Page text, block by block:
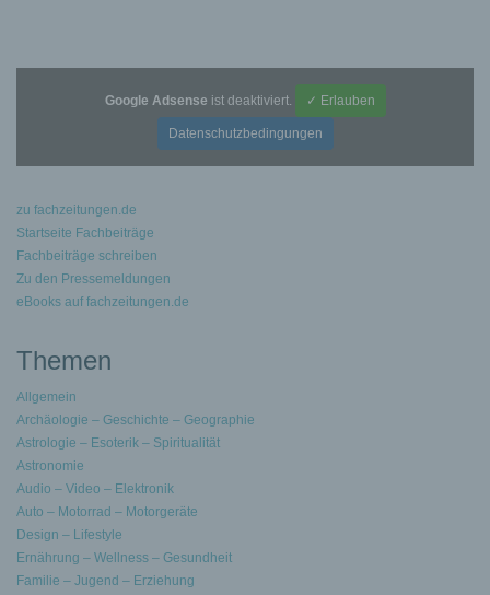
Google Adsense ist deaktiviert. ✓ Erlauben
Datenschutzbedingungen
zu fachzeitungen.de
Startseite Fachbeiträge
Fachbeiträge schreiben
Zu den Pressemeldungen
eBooks auf fachzeitungen.de
Themen
Allgemein
Archäologie – Geschichte – Geographie
Astrologie – Esoterik – Spiritualität
Astronomie
Audio – Video – Elektronik
Auto – Motorrad – Motorgeräte
Design – Lifestyle
Ernährung – Wellness – Gesundheit
Familie – Jugend – Erziehung